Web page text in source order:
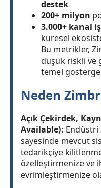
destek
200+ milyon
3.000+ kanal
küresel
Bu metrikler,
düşük riskli ve
temel
Neden
Açık Çekirdek,
Available):
sayesinde mevcut
tedarikçiye
özelleştirmenize ve
evrimleştirmenize